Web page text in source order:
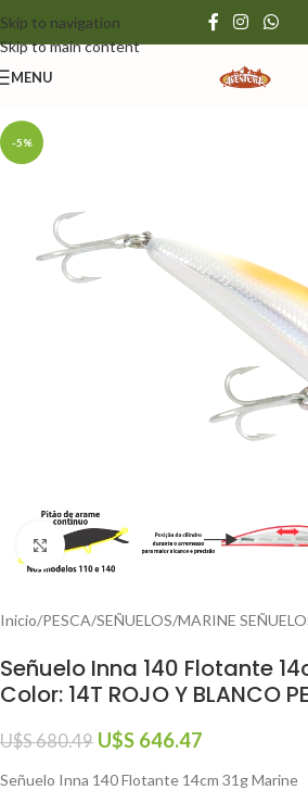
Skip to navigation
Skip to main content
MENU
-5%
Click to enlarge
Inicio/PESCA/SEÑUELOS/MARINE
Señuelo Inna 140 Flotante
Color: 14T ROJO Y BLANCO
U$S680.49 U$S 646.47
Señuelo Inna 140 Flotante 14cm 31g Marine